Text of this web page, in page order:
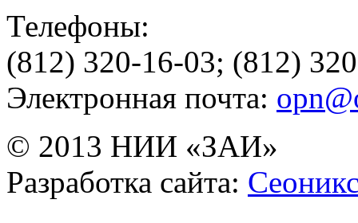
Телефоны:
(812) 320-16-03; (812)
Электронная почта:
© 2013 НИИ «ЗАИ»
Разработка сайта: